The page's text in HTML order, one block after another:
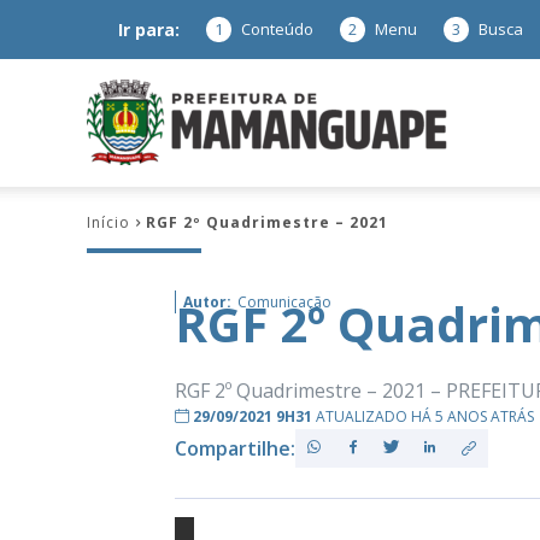
Ir para: 1 Conteúdo 2 Menu 3 Busca
–
Início RGF 2º Quadrimestre – 2021
Autor: Comunicação
RGF 2º
RGF 2º Quadrimestre – 2021 –
29/09/2021 9H31 ATUALIZADO HÁ 5 ANOS ATRÁS
Compartilhe: